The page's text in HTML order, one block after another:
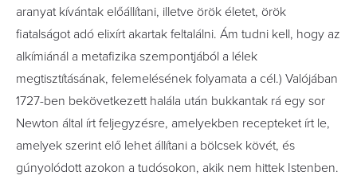
aranyat kívántak előállítani, illetve örök életet, örök
fiatalságot adó elixírt akartak feltalálni. Ám tudni kell, hogy az
alkímiánál a metafizika szempontjából a lélek
megtisztításának, felemelésének folyamata a cél.) Valójában
1727-ben bekövetkezett halála után bukkantak rá egy sor
Newton által írt feljegyzésre, amelyekben recepteket írt le,
amelyek szerint elő lehet állítani a bölcsek kövét, és
gúnyolódott azokon a tudósokon, akik nem hittek Istenben.